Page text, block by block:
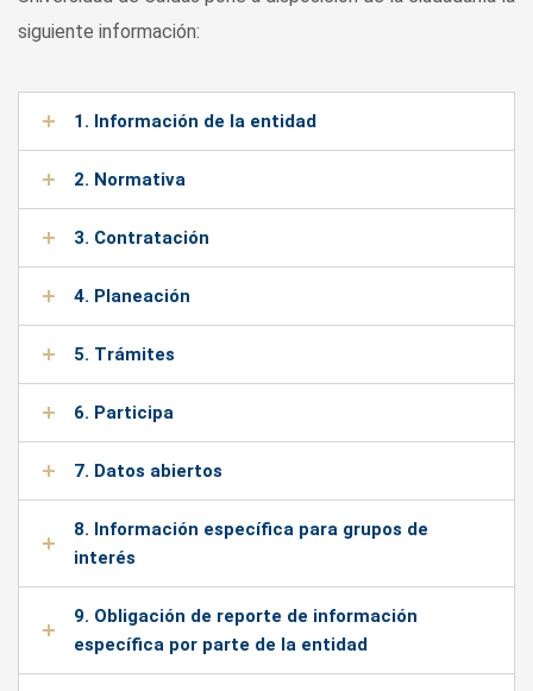
siguiente información:
1. Información de la entidad
2. Normativa
3. Contratación
4. Planeación
5. Trámites
6. Participa
7. Datos abiertos
8. Información específica para grupos de
interés
9. Obligación de reporte de información
específica por parte de la entidad